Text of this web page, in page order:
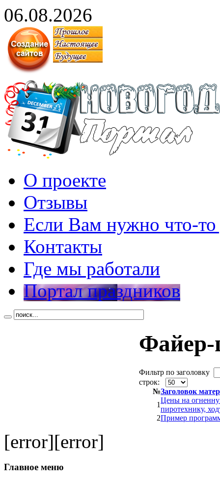
06.08.2026
О проекте
Отзывы
Если Вам нужно что-то
Контакты
Где мы работали
Портал праздников
Файер-
Фильтр по заголовку
строк:
№Заголовок
1
Цены на
пиротехнику,
2Пример
[error][error]
Главное меню